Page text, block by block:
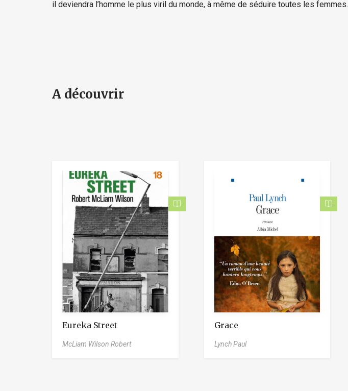
il deviendra l’homme le plus viril du monde, à même de séduire toutes les femmes.
A découvrir
Eureka Street
McLiam Wilson Robert
Grace
Lynch Paul